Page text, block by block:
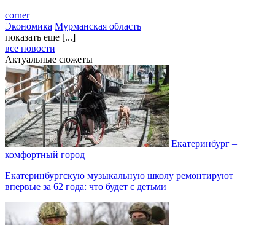
corner
Экономика Мурманская область
показать еще [...]
все новости
Актуальные сюжеты
Екатеринбург –
комфортный город
Екатеринбургскую музыкальную школу ремонтируют
впервые за 62 года: что будет с детьми